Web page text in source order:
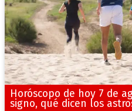
Horóscopo de hoy 7 de
signo, qué dicen los